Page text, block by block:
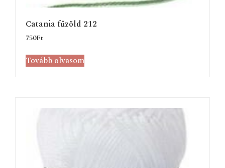
Catania fűzöld 212
750Ft
Tovább olvasom